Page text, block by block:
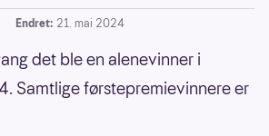
Endret: 21. mai 2024
det ble en alenevinner i
Samtlige førstepremievinnere er